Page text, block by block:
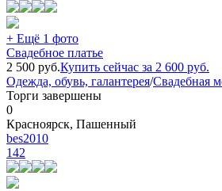
+ Ещё 1 фото
Свадебное платье
2 500 руб.Купить сейчас за 2 600 руб.
Одежда, обувь, галантерея/Свадебная
Торги завершены
0
Красноярск, Пашенный
bes2010
142